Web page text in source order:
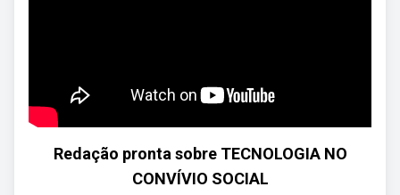
Redação pronta sobre TECNOLOGIA NO
CONVÍVIO SOCIAL